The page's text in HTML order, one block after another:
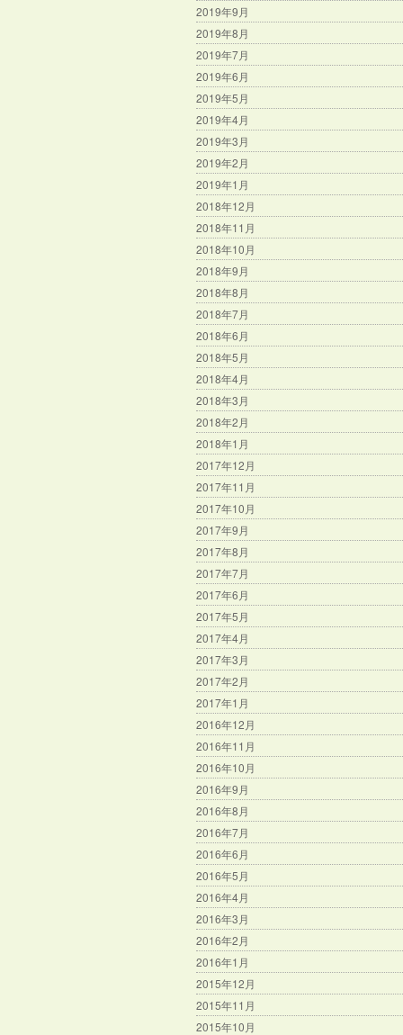
2019年9月
2019年8月
2019年7月
2019年6月
2019年5月
2019年4月
2019年3月
2019年2月
2019年1月
2018年12月
2018年11月
2018年10月
2018年9月
2018年8月
2018年7月
2018年6月
2018年5月
2018年4月
2018年3月
2018年2月
2018年1月
2017年12月
2017年11月
2017年10月
2017年9月
2017年8月
2017年7月
2017年6月
2017年5月
2017年4月
2017年3月
2017年2月
2017年1月
2016年12月
2016年11月
2016年10月
2016年9月
2016年8月
2016年7月
2016年6月
2016年5月
2016年4月
2016年3月
2016年2月
2016年1月
2015年12月
2015年11月
2015年10月